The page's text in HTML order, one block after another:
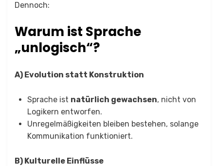
Dennoch:
Warum ist Sprache
„unlogisch“?
A) Evolution statt Konstruktion
Sprache ist natürlich gewachsen, nicht von
Logikern entworfen.
Unregelmäßigkeiten bleiben bestehen, solange
Kommunikation funktioniert.
B) Kulturelle Einflüsse